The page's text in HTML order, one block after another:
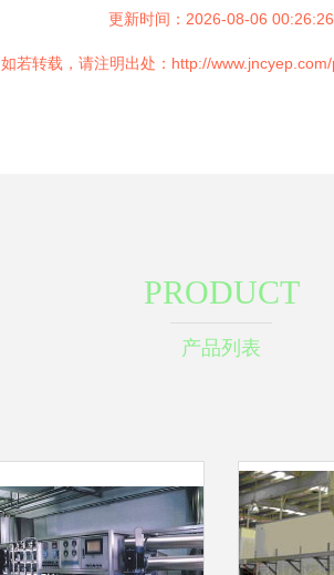
更新时间：2026-08-06 00:26:26
如若转载，请注明出处：http://
PRODUCT
产品列表